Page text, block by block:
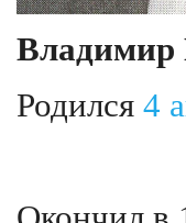
Владимир
Родился 4